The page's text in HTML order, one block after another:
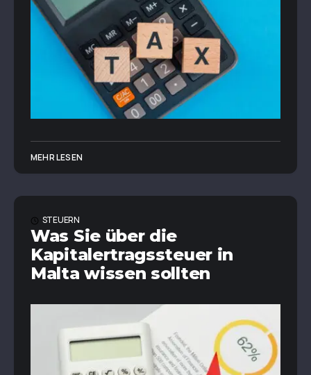
MEHR LESEN
STEUERN
Was Sie über die
Kapitalertragssteuer in
Malta wissen sollten